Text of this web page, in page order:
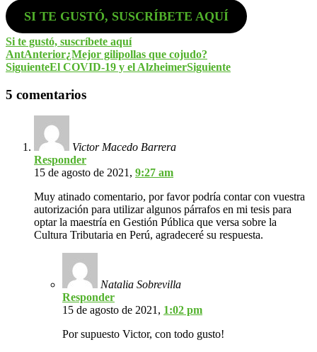
SI TE GUSTÓ, SUSCRÍBETE AQUÍ
Si te gustó, suscríbete aquí
AntAnterior¿Mejor gilipollas que cojudo?
SiguienteEl COVID-19 y el AlzheimerSiguiente
5 comentarios
Victor Macedo Barrera
Responder
15 de agosto de 2021, 9:27 am
Muy atinado comentario, por favor podría contar con vuestra
autorización para utilizar algunos párrafos en mi tesis para
optar la maestría en Gestión Pública que versa sobre la
Cultura Tributaria en Perú, agradeceré su respuesta.
Natalia Sobrevilla
Responder
15 de agosto de 2021, 1:02 pm
Por supuesto Victor, con todo gusto!